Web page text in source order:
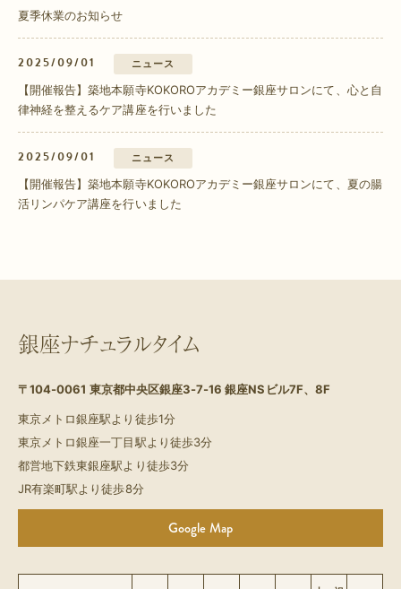
夏季休業のお知らせ
2025/09/01 ニュース
【開催報告】築地本願寺KOKOROアカデミー銀座サロンにて、心と自
律神経を整えるケア講座を行いました
2025/09/01 ニュース
【開催報告】築地本願寺KOKOROアカデミー銀座サロンにて、夏の腸
活リンパケア講座を行いました
銀座ナチュラルタイム
〒104-0061 東京都中央区銀座3-7-16 銀座NSビル7F、8F
東京メトロ銀座駅より徒歩1分
東京メトロ銀座一丁目駅より徒歩3分
都営地下鉄東銀座駅より徒歩3分
JR有楽町駅より徒歩8分
Google Map